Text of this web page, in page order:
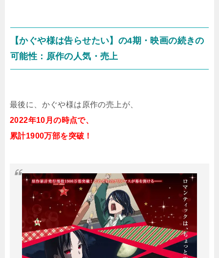
【かぐや様は告らせたい】の4期・映画の続きの
可能性：原作の人気・売上
最後に、かぐや様は原作の売上が、
2022年10月の時点で、
累計1900万部を突破！